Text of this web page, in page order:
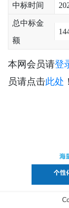
中标时间
总中标金
额
本网会员请登
员请点击此处 ！